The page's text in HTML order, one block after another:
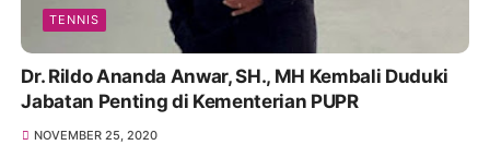
TENNIS
Dr. Rildo Ananda Anwar, SH., MH Kembali Duduki
Jabatan Penting di Kementerian PUPR
NOVEMBER 25, 2020